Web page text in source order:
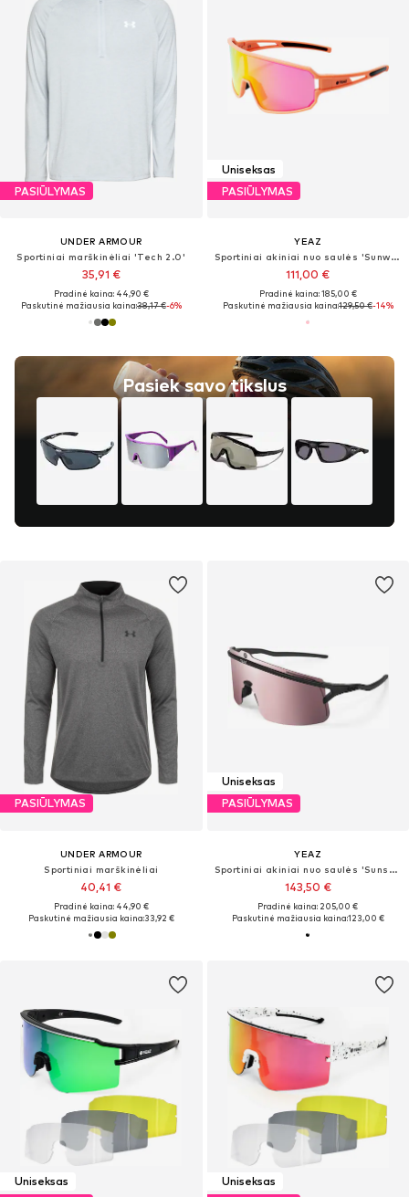
PASIŪLYMAS
UNDER ARMOUR
Sportiniai marškinėliai 'Tech 2.0'
35,91 €
Pradinė kaina: 44,90 €
Paskutinė mažiausia kaina:38,17 €-6%
Uniseksas
PASIŪLYMAS
YEAZ
Sportiniai akiniai nuo saulės 'Sunwave'
111,00 €
Pradinė kaina: 185,00 €
Paskutinė mažiausia kaina:129,50 €-14%
Pasiek savo tikslus
PASIŪLYMAS
UNDER ARMOUR
Sportiniai marškinėliai
40,41 €
Pradinė kaina: 44,90 €
Paskutinė mažiausia kaina:33,92 €
Uniseksas
PASIŪLYMAS
YEAZ
Sportiniai akiniai nuo saulės 'Sunshade'
143,50 €
Pradinė kaina: 205,00 €
Paskutinė mažiausia kaina:123,00 €
Uniseksas
Uniseksas